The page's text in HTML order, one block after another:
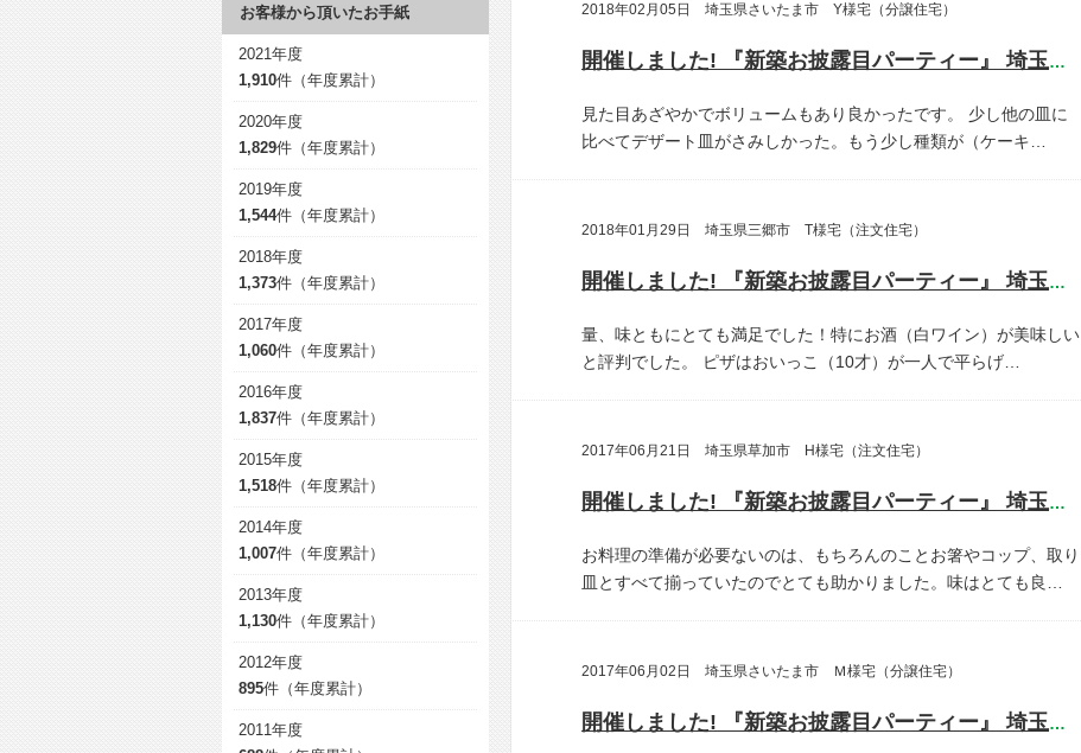
2018年02月05日 埼玉県さいたま市 Y様宅（分譲住宅）
開催しました! 『新築お披露目パーティー』 埼玉県さいたま市 Y様宅
見た目あざやかでボリュームもあり良かったです。
少し他の皿に
比べてデザート皿がさみしかった。もう少し種類が（ケーキ…
2018年01月29日 埼玉県三郷市 T様宅（注文住宅）
開催しました! 『新築お披露目パーティー』 埼玉県三郷市 T様宅
量、味ともにとても満足でした！特にお酒（白ワイン）が美味しい
と評判でした。
ピザはおいっこ（10才）が一人で平らげ…
2017年06月21日 埼玉県草加市 H様宅（注文住宅）
開催しました! 『新築お披露目パーティー』 埼玉県草加市 H様宅
お料理の準備が必要ないのは、もちろんのことお箸やコップ、取り
皿とすべて揃っていたのでとても助かりました。味はとても良…
2017年06月02日 埼玉県さいたま市 Ｍ様宅（分譲住宅）
開催しました! 『新築お披露目パーティー』 埼玉県さいたま市 Y様宅
お客様から頂いたお手紙
2021年度
1,910件（年度累計）
2020年度
1,829件（年度累計）
2019年度
1,544件（年度累計）
2018年度
1,373件（年度累計）
2017年度
1,060件（年度累計）
2016年度
1,837件（年度累計）
2015年度
1,518件（年度累計）
2014年度
1,007件（年度累計）
2013年度
1,130件（年度累計）
2012年度
895件（年度累計）
2011年度